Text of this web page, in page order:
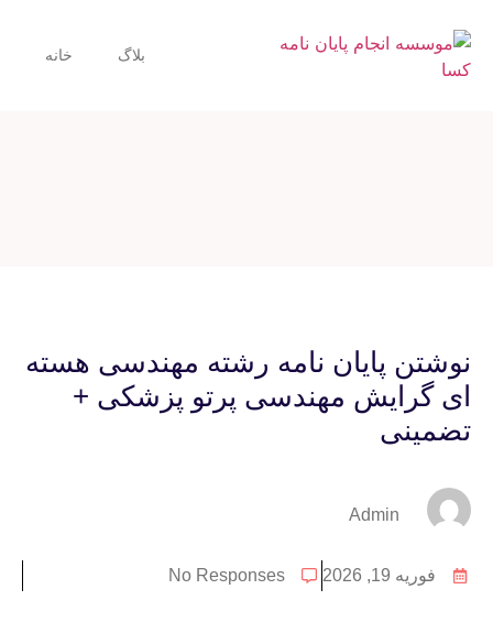
خانه بلاگ
نوشتن پایان نامه رشته مهندسی هسته
ای گرایش مهندسی پرتو پزشکی +
تضمینی
Admin
فوریه 19, 2026 No Responses